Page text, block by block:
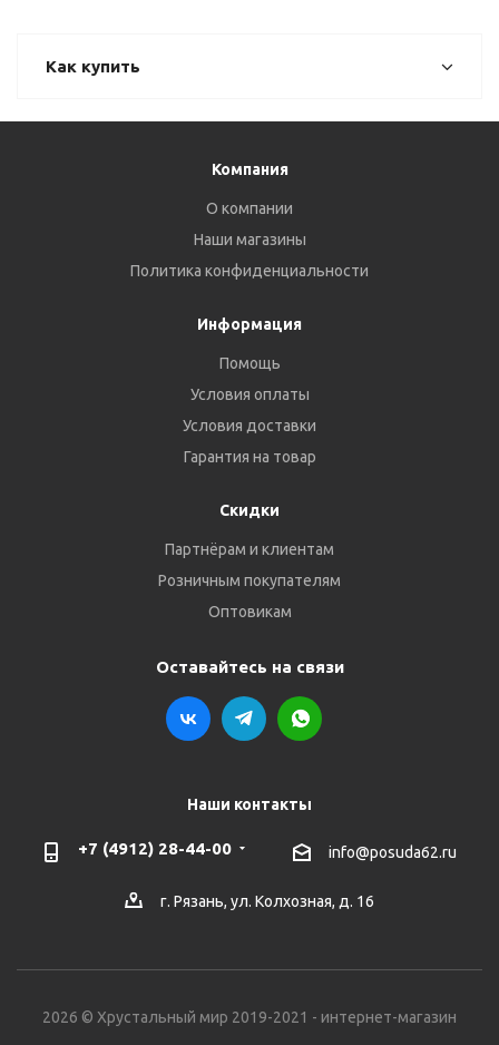
Как купить
Компания
О компании
Наши магазины
Политика конфиденциальности
Информация
Помощь
Условия оплаты
Условия доставки
Гарантия на товар
Скидки
Партнёрам и клиентам
Розничным покупателям
Оптовикам
Оставайтесь на связи
Наши контакты
+7 (4912) 28-44-00 info@posuda62.ru
г. Рязань, ул. Колхозная, д. 16
2026 © Хрустальный мир 2019-2021 - интернет-магазин